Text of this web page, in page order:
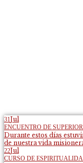
31Jul
ENCUENTRO DE
Durante estos días
de nuestra vida
22Jul
CURSO DE